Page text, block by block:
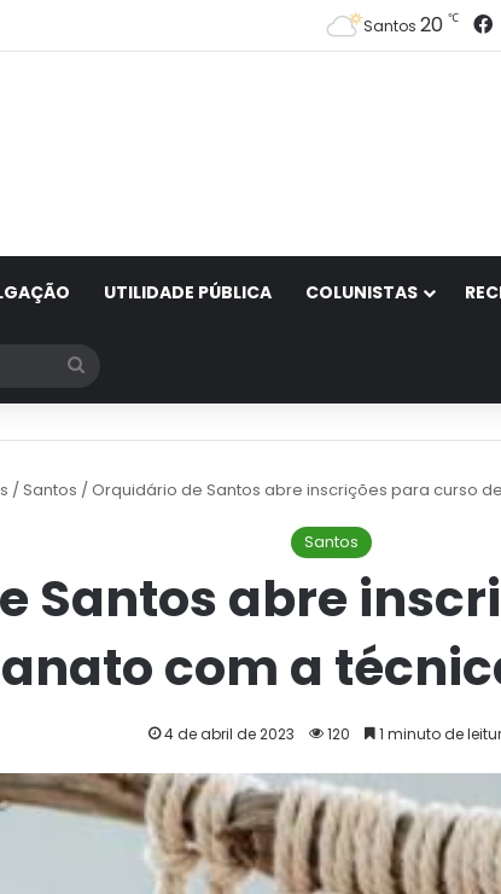
Santos 20 ℃
UTILIDADE PÚBLICA COLUNISTAS
por
/Santos /Orquidário de Santos abre inscrições para curso
Santos
Santos abre
com a
4 de abril de 2023 120 1 minuto de